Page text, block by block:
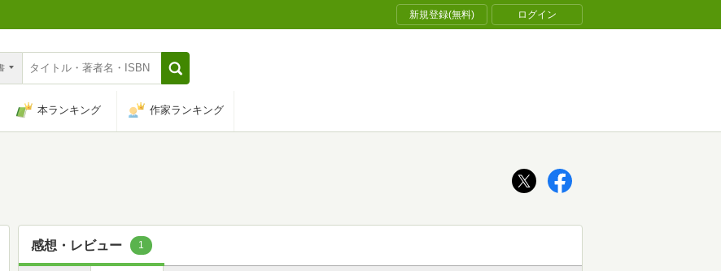
新規登録(無料) ログイン
本ランキング 作家ランキング
感想・レビュー 1